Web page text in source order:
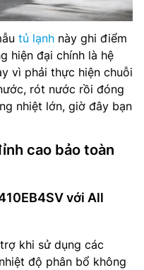
tủ lạnh này ghi điểm
hiện đại chính là hệ
vì phải thực hiện chuỗi
rót nước rồi đóng
nhiệt lớn, giờ đây bạn
cao bảo toàn
với All
khi sử dụng các
độ phân bổ không